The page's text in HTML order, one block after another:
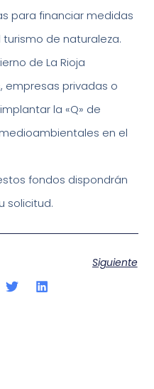
para financiar medidas
de naturaleza.
de La Rioja
empresas privadas o
la «Q» de
en el
fondos dispondrán
solicitud.
Siguiente